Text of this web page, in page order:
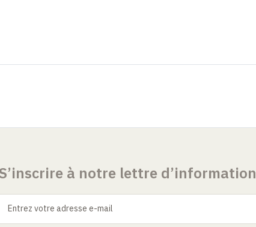
à notre lettre d’information
Entrez votre adresse e-mail